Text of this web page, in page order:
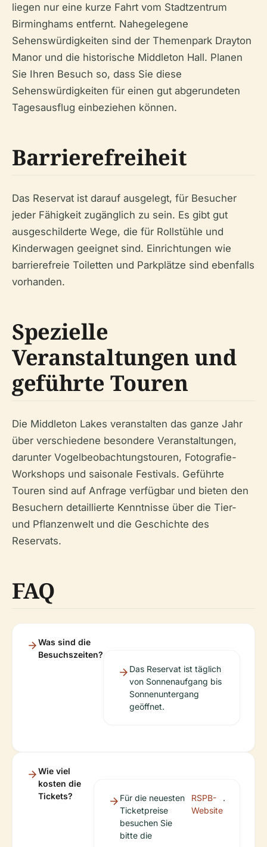
liegen nur eine kurze Fahrt vom Stadtzentrum
Birminghams entfernt. Nahegelegene
Sehenswürdigkeiten sind der Themenpark Drayton
Manor und die historische Middleton Hall. Planen
Sie Ihren Besuch so, dass Sie diese
Sehenswürdigkeiten für einen gut abgerundeten
Tagesausflug einbeziehen können.
Barrierefreiheit
Das Reservat ist darauf ausgelegt, für Besucher
jeder Fähigkeit zugänglich zu sein. Es gibt gut
ausgeschilderte Wege, die für Rollstühle und
Kinderwagen geeignet sind. Einrichtungen wie
barrierefreie Toiletten und Parkplätze sind ebenfalls
vorhanden.
Spezielle
Veranstaltungen und
geführte Touren
Die Middleton Lakes veranstalten das ganze Jahr
über verschiedene besondere Veranstaltungen,
darunter Vogelbeobachtungstouren, Fotografie-
Workshops und saisonale Festivals. Geführte
Touren sind auf Anfrage verfügbar und bieten den
Besuchern detaillierte Kenntnisse über die Tier-
und Pflanzenwelt und die Geschichte des
Reservats.
FAQ
Was sind die
Besuchszeiten?
Das Reservat ist täglich
von Sonnenaufgang bis
Sonnenuntergang
geöffnet.
Wie viel
kosten die
Tickets?
Für die neuesten
Ticketpreise
besuchen Sie
bitte die
RSPB-
Website
.